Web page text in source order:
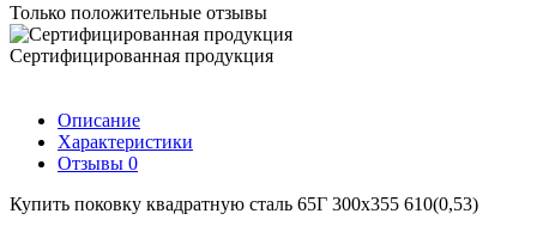
Только положительные отзывы
Сертифицированная продукция
Описание
Характеристики
Отзывы 0
Купить поковку квадратную сталь 65Г 300х355 610(0,53)